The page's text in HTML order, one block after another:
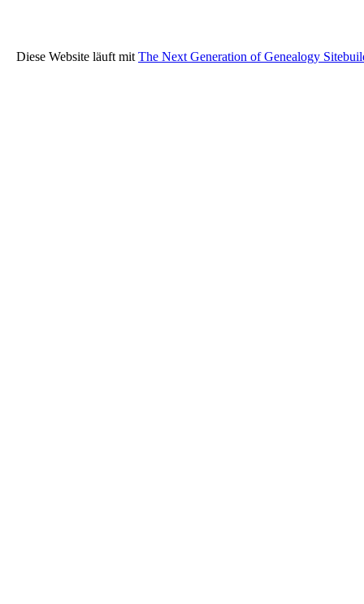
Diese Website läuft mit The Next Generation of Genealogy